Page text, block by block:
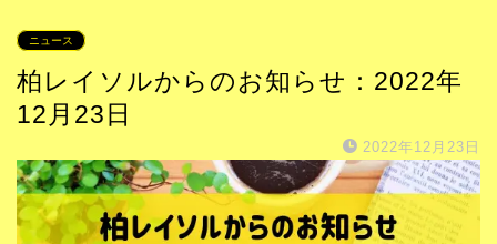
ニュース
柏レイソルからのお知らせ：2022年
12月23日
2022年12月23日